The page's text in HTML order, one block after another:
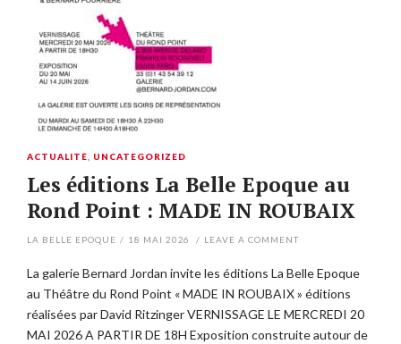
ACTUALITÉ UNCATEGORIZED
Les éditions La Belle Epoque au
Rond Point : MADE IN ROUBAIX
LA BELLE EPOQUE / 18 MAI 2026 / LEAVE A COMMENT
La galerie Bernard Jordan invite les éditions La Belle Epoque
au Théâtre du Rond Point « MADE IN ROUBAIX » éditions
réalisées par David Ritzinger VERNISSAGE LE MERCREDI 20
MAI 2026 A PARTIR DE 18H Exposition construite autour de